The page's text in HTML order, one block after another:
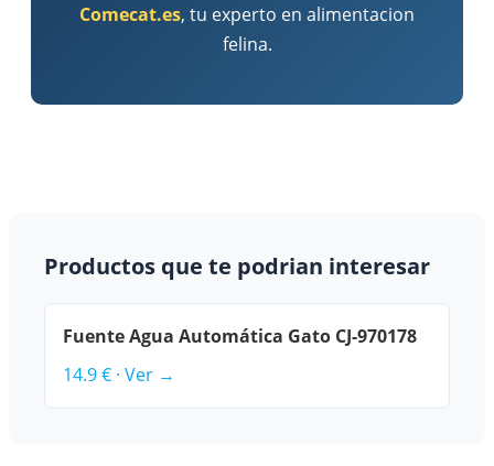
Comecat.es, tu experto en alimentacion
felina.
Productos que te podrian interesar
Fuente Agua Automática Gato CJ-970178
14.9 € · Ver →